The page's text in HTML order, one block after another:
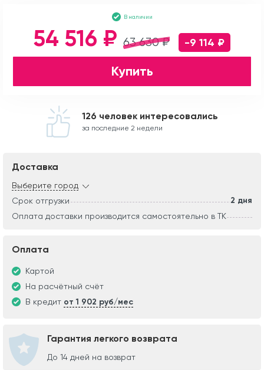
В наличии
63 630 ₽
54 516 ₽ -9 114 ₽
Купить
126 человек интересовались
за последние 2 недели
Доставка
Выберите город
Срок отгрузки
2 дня
Оплата доставки производится самостоятельно в ТК
Оплата
Картой
На расчётный счёт
В кредит от 1 902 руб/мес
Гарантия легкого возврата
До 14 дней на возврат